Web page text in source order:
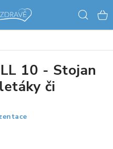
10 - Stojan
či